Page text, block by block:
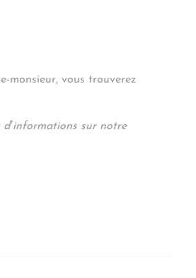
monsieur, vous trouverez
sur notre